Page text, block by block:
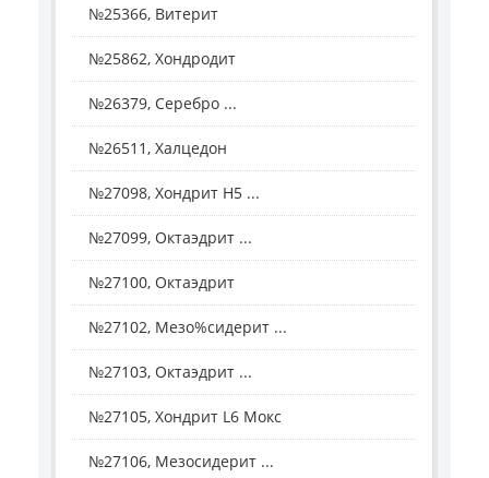
№25366, Витерит
№25862, Хондродит
№26379, Серебро ...
№26511, Халцедон
№27098, Хондрит H5 ...
№27099, Октаэдрит ...
№27100, Октаэдрит
№27102, Мезо%сидерит ...
№27103, Октаэдрит ...
№27105, Хондрит L6 Мокс
№27106, Мезосидерит ...